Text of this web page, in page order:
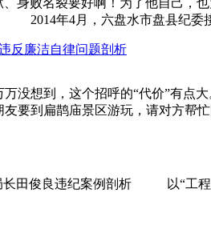
年4月，六盘水市盘县纪委
反廉洁自律问题剖析
想到，这个招呼的“代价”有
要到扁鹊庙景区游玩，请对方帮
田俊良违纪案例剖析 以“工程